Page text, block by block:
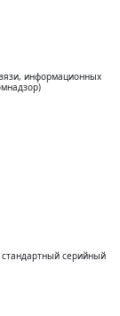
информационных
серийный